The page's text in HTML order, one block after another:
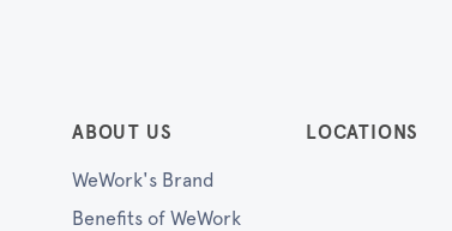
ABOUT US
WeWork's Brand
Benefits of WeWork
LOCATIONS